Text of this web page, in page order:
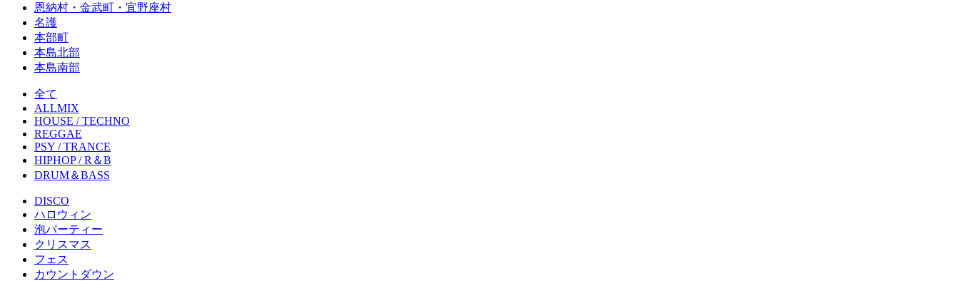
恩納村・金武町・宜野座村
名護
本部町
本島北部
本島南部
全て
ALLMIX
HOUSE / TECHNO
REGGAE
PSY / TRANCE
HIPHOP / R＆B
DRUM＆BASS
DISCO
ハロウィン
泡パーティー
クリスマス
フェス
カウントダウン